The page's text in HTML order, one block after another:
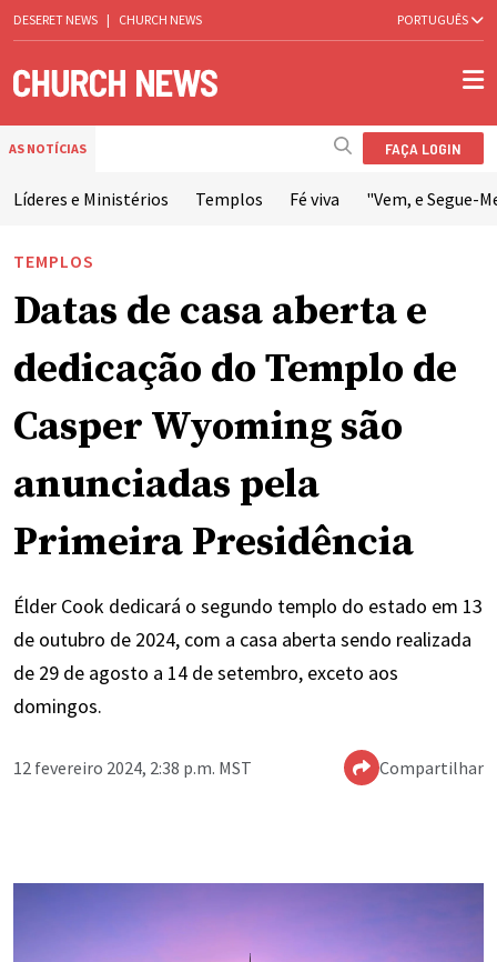
DESERET NEWS | CHURCH NEWS PORTUGUÊS
AS NOTÍCIAS FAÇA LOGIN
Líderes e Ministérios Templos Fé viva "Vem, e Segue-
TEMPLOS
Datas de casa aberta e
dedicação do Templo de
Casper Wyoming são
anunciadas pela
Primeira Presidência
Élder Cook dedicará o segundo templo do estado em 13
de outubro de 2024, com a casa aberta sendo realizada
de 29 de agosto a 14 de setembro, exceto aos
domingos.
12 fevereiro 2024, 2:38 p.m. MST Compartilhar